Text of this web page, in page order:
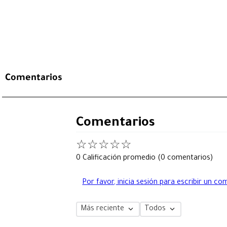
Comentarios
Comentarios
☆☆☆☆☆
0 Calificación promedio (0 comentarios)
Por favor, inicia sesión para escribir un
Más reciente Todos